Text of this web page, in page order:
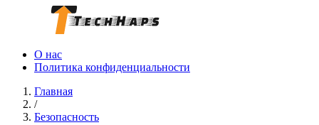
О нас
Политика конфиденциальности
Главная
/
Безопасность